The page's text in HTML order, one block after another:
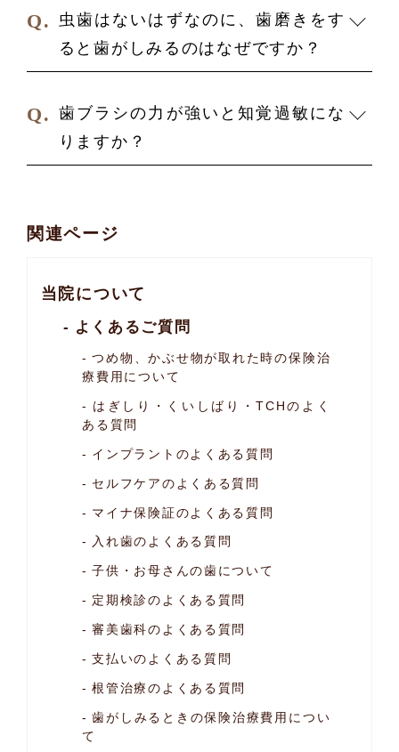
虫歯はないはずなのに、歯磨きをす
ると歯がしみるのはなぜですか？
歯ブラシの力が強いと知覚過敏にな
りますか？
関連ページ
当院について
よくあるご質問
つめ物、かぶせ物が取れた時の保険治
療費用について
はぎしり・くいしばり・TCHのよく
ある質問
インプラントのよくある質問
セルフケアのよくある質問
マイナ保険証のよくある質問
入れ歯のよくある質問
子供・お母さんの歯について
定期検診のよくある質問
審美歯科のよくある質問
支払いのよくある質問
根管治療のよくある質問
歯がしみるときの保険治療費用につい
て